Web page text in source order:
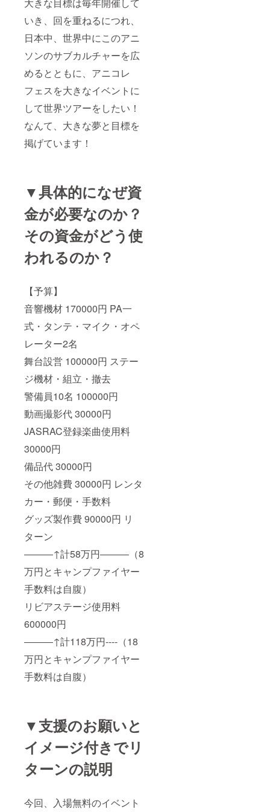
いき、回を重ねるにつれ、
日本中、世界中にこのアニ
ソンのサブカルチャーを広
めるとともに、アニコレ
フェスを大きなイベントに
して世界ツアーをしたい！
なんて、大きな夢と目標を
掲げています！
▼具体的になぜ資
金が必要なのか？
その資金がどう使
われるのか？
【予算】
音響機材 170000円 PA一
式・タンテ・マイク・オペ
レーター2名
舞台設営 100000円 ステー
ジ機材・組立・撤去
警備員10名 100000円
動画撮影代 30000円
JASRAC登録楽曲使用料
30000円
備品代 30000円
その他雑費 30000円 レンタ
カー・郵便・手数料
グッズ製作費 90000円 リ
ターン
―――↑計58万円―――（8
万円とキャンプファイヤー
手数料は自腹）
リビアステージ使用料
600000円
―――↑計118万円----（18
万円とキャンプファイヤー
手数料は自腹）
▼支援のお願いと
イメージ付きでリ
ターンの説明
今回、入場無料のイベント